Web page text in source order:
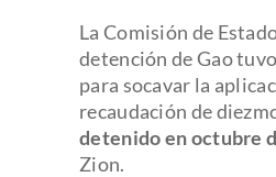
La Comisión de
detención de Gao
para socavar la
recaudación de
detenido en octubre
Zion.